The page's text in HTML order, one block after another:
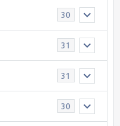
30
31
31
30